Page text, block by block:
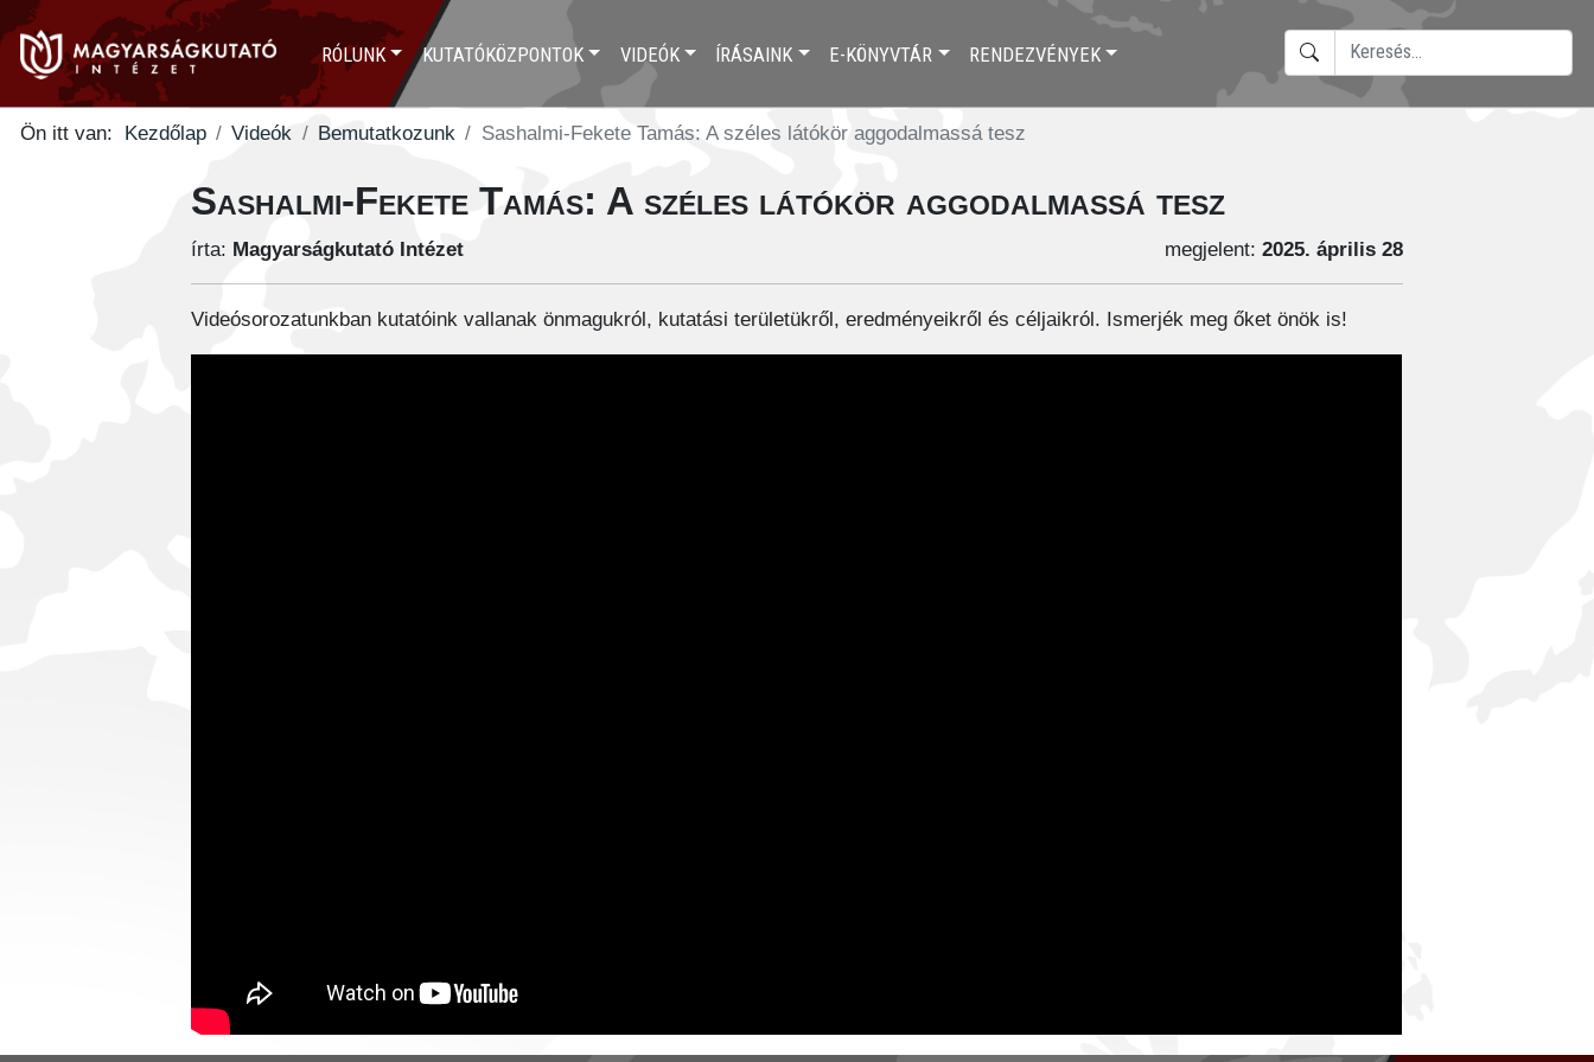
RÓLUNK KUTATÓKÖZPONTOK VIDEÓK ÍRÁSAINK E-KÖNYVTÁR RENDEZVÉNYEK KERESÉS
Ön itt van:
Kezdőlap Videók Bemutatkozunk Sashalmi-Fekete Tamás: A széles látókör aggodalmassá tesz
Sashalmi-Fekete Tamás: A széles látókör aggodalmassá tesz
írta: Magyarságkutató Intézet megjelent: 2025. április 28
Videósorozatunkban kutatóink vallanak önmagukról, kutatási területükről, eredményeikről és céljaikról. Ismerjék meg őket önök is!